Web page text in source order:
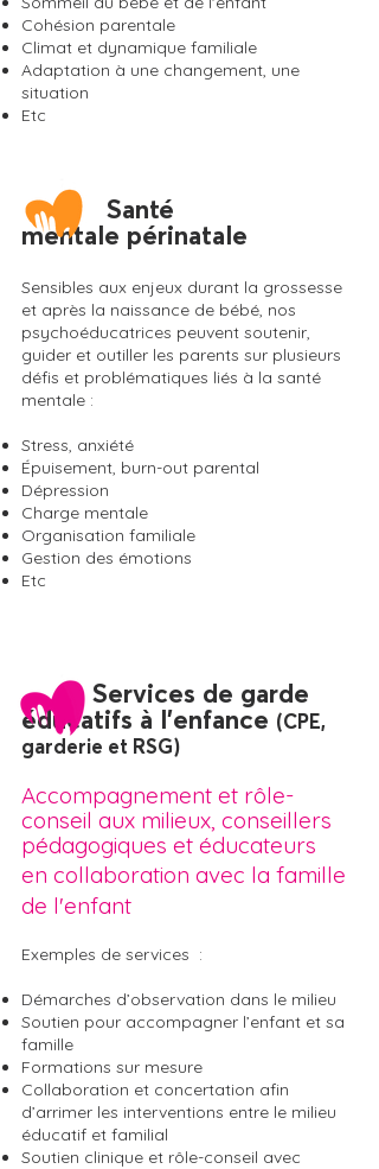
Cohésion parentale
Climat et dynamique familiale
Adaptation à une changement, une
situation
Etc
​ Santé
mentale périnatale
Sensibles aux enjeux durant la grossesse
et après la naissance de bébé, nos
psychoéducatrices peuvent soutenir,
guider et outiller les parents sur plusieurs
défis et problématiques liés à la santé
mentale :
Stress, anxiété
Épuisement, burn-out parental
Dépression
Charge mentale
Organisation familiale
Gestion des émotions
Etc
Services de garde
éducatifs à l'enfance (CPE,
garderie et RSG)
Accompagnement et rôle-
conseil aux milieux, conseillers
pédagogiques et éducateurs
en collaboration avec la famille
de l'enfant
Exemples de services :
Démarches d’observation dans le milieu
Soutien pour accompagner l’enfant et sa
famille
Formations sur mesure
Collaboration et concertation afin
d’arrimer les interventions entre le milieu
éducatif et familial
Soutien clinique et rôle-conseil avec